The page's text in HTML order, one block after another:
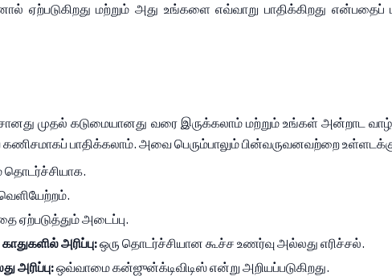
ஏற்படுகிறது மற்றும் அது உங்களை எவ்வாறு பாதிக்கிறது
முதல் கடுமையானது வரை இருக்கலாம் மற்றும் உங்கள் அன்றாட
பாதிக்கலாம். அவை பெரும்பாலும் பின்வருவனவற்றை
தொடர்ச்சியாக.
ஏற்படுத்தும் அடைப்பு.
அரிப்பு: ஒரு தொடர்ச்சியான கூச்ச உணர்வு அல்லது எரிச்சல்.
அரிப்பு: ஒவ்வாமை கன்ஜுன்க்டிவிடிஸ் என்று அறியப்படுகிறது.